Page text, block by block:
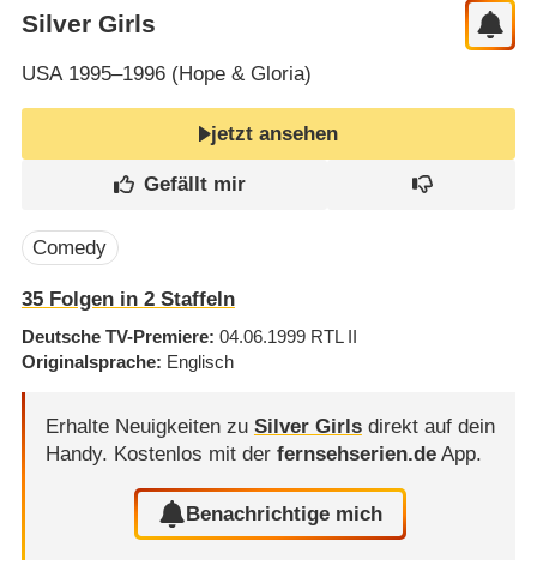
Silver Girls
USA1995–1996 (Hope & Gloria)
jetzt ansehen
Comedy
35Folgen in 2Staffeln
Deutsche TV-Premiere 04.06.1999 RTL II
Originalsprache Englisch
Erhalte Neuigkeiten zu Silver Girlsdirekt auf dein
Handy. Kostenlos mit der fernsehserien.deApp.
Benachrichtige mich